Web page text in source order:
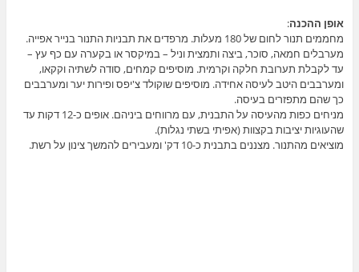
אופן ההכנה:
מחממים תנור לחום של 180 מעלות. מרפדים את תבניות התנור בנייר אפייה.
מערבלים חמאה, סוכר, ביצה ותמצית וניל – במיקסר או בקערה עם כף עץ –
עד לקבלת תערובת חלקה וקרמית. מוסיפים קמחים, סודה לשתיה וקקאו,
ומערבבים היטב לעיסה אחידה. מוסיפים שוקולד צ'יפס ופירות יער ומערבבים
כך שהם מתפזרים בעיסה.
מניחים כפות מהעיסה על התבנית, עם מרווחים ביניהם. אופים כ-12 דקות עד
שהעוגיות יציבות בקצוות (אפיתי בשתי נגלות).
מוציאים מהתנור. מצננים בתבנית כ-10 דק' ומעבירים להמשך צינון על רשת.